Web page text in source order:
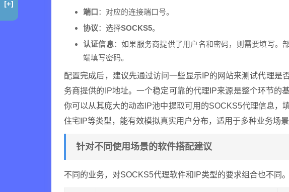
端口：对应的连接端口号。
协议：选择SOCKS5。
认证信息：如果服务商提供了用户名和密码，则需要填写。
端填写密码。
配置完成后，建议先通过访问一些显示IP的网站来测试代理是
务商提供的IP地址。一个稳定可靠的代理IP来源是整个环节的
你可以从其庞大的动态IP池中提取可用的SOCKS5代理信息，
住宅IP等类型，能有效模拟真实用户分布，适用于多种业务场景
针对不同使用场景的软件搭配建议
不同的业务，对SOCKS5代理软件和IP类型的要求组合也不同。
[+]